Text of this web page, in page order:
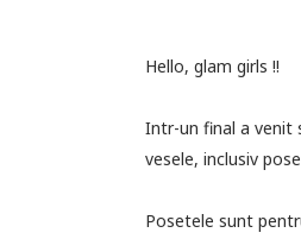
Hello, glam girls !!
Intr-un final a venit
vesele, inclusiv
Posetele sunt